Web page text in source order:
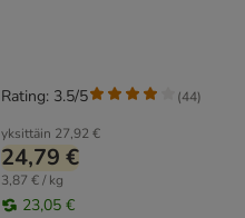
yksittäin 27,92 €
24,79 €
3,87 € / kg
23,05 €
Rating: 3.5/5 (44)